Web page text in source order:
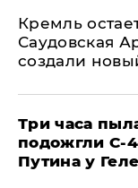
​Кремль
Саудовская
создали
Три часа
подожгли С-
Путина у